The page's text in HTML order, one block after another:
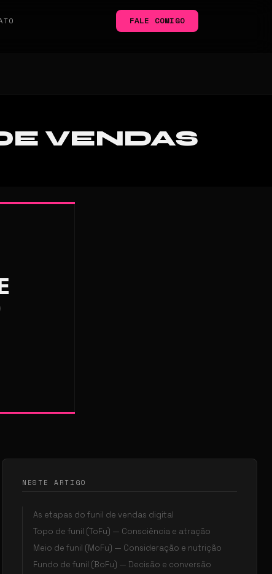
FALE COMIGO
VENDAS
NESTE ARTIGO
As etapas do funil de vendas digital
Topo de funil (ToFu) — Consciência e atração
Meio de funil (MoFu) — Consideração e nutrição
Fundo de funil (BoFu) — Decisão e conversão